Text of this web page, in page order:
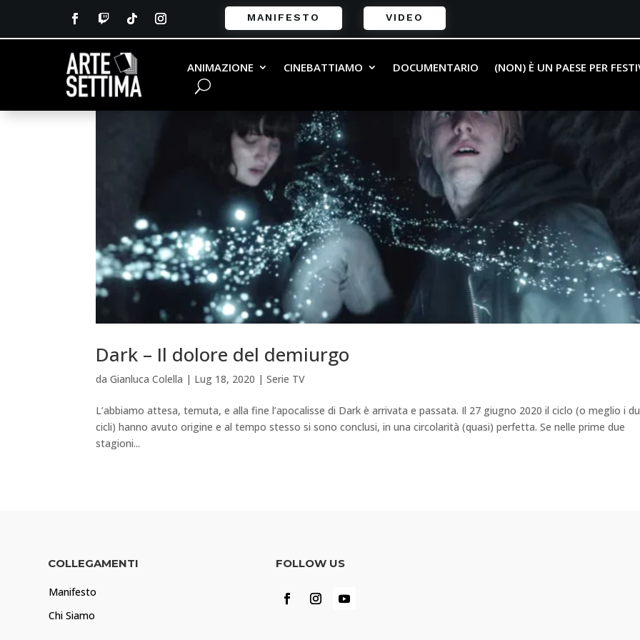
MANIFESTO VIDEO
ANIMAZIONE CINEBATTIAMO DOCUMENTARIO (NON) È UN PAESE PER
Dark – Il dolore del demiurgo
daGianluca Colella | Lug 18, 2020 |Serie TV
L’abbiamo attesa, temuta, e alla fine l’apocalisse di Dark è arrivata e passata. Il 27 giugno 2020 il ciclo (o meglio i
cicli) hanno avuto origine e al tempo stesso si sono conclusi, in una circolarità (quasi) perfetta. Se nelle prime due
stagioni...
COLLEGAMENTI
Manifesto
Chi Siamo
FOLLOW US